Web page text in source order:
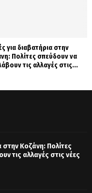
για διαβατήρια στην
Πολίτες σπεύδουν να
τις αλλαγές στις...
στην Κοζάνη: Πολίτες
τις αλλαγές στις νέες